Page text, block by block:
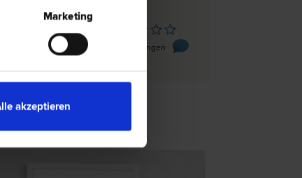
Marketing
akzeptieren
0 Bewertungen